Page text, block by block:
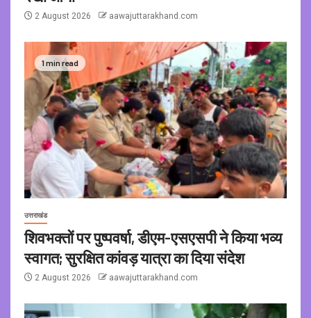
2 August 2026 aawajuttarakhand.com
1 min read
उत्तराखंड
शिवभक्तों पर पुष्पवर्षा, डीएम-एसएसपी ने किया भव्य
स्वागत; सुरक्षित कांवड़ यात्रा का दिया संदेश
2 August 2026 aawajuttarakhand.com